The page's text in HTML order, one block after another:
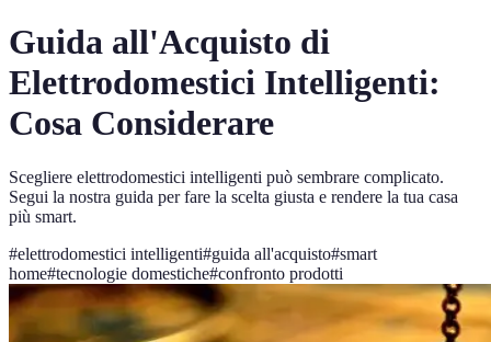
Guida all'Acquisto di
Elettrodomestici Intelligenti:
Cosa Considerare
Scegliere elettrodomestici intelligenti può sembrare complicato.
Segui la nostra guida per fare la scelta giusta e rendere la tua casa
più smart.
#elettrodomestici intelligenti#guida all'acquisto#smart
home#tecnologie domestiche#confronto prodotti